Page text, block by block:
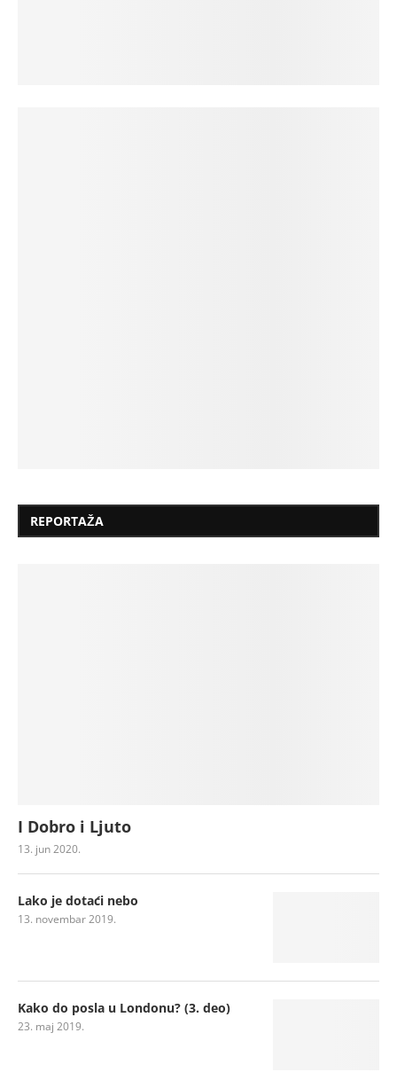
REPORTAŽA
I Dobro i Ljuto
13. jun 2020.
Lako je dotaći nebo
13. novembar 2019.
Kako do posla u Londonu? (3. deo)
23. maj 2019.